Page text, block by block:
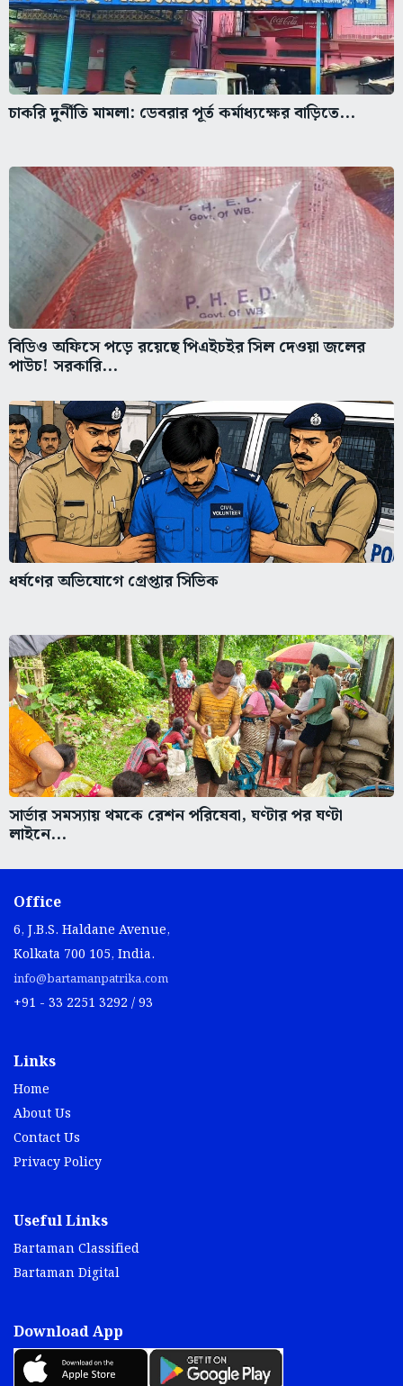
চাকরি দুর্নীতি মামলা: ডেবরার পূর্ত কর্মাধ্যক্ষের বাড়িতে...
বিডিও অফিসে পড়ে রয়েছে পিএইচইর সিল দেওয়া জলের
পাউচ! সরকারি...
ধর্ষণের অভিযোগে গ্রেপ্তার সিভিক
সার্ভার সমস্যায় থমকে রেশন পরিষেবা, ঘণ্টার পর ঘণ্টা
লাইনে...
Office
6, J.B.S. Haldane Avenue,
Kolkata 700 105, India.
info@bartamanpatrika.com
+91 - 33 2251 3292 / 93
Links
Home
About Us
Contact Us
Privacy Policy
Useful Links
Bartaman Classified
Bartaman Digital
Download App